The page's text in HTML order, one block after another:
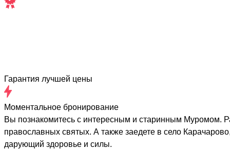
Гарантия лучшей цены
Моментальное бронирование
Вы познакомитесь с интересным и старинным Муромом.
православных святых. А также заедете в село
дарующий здоровье и силы.